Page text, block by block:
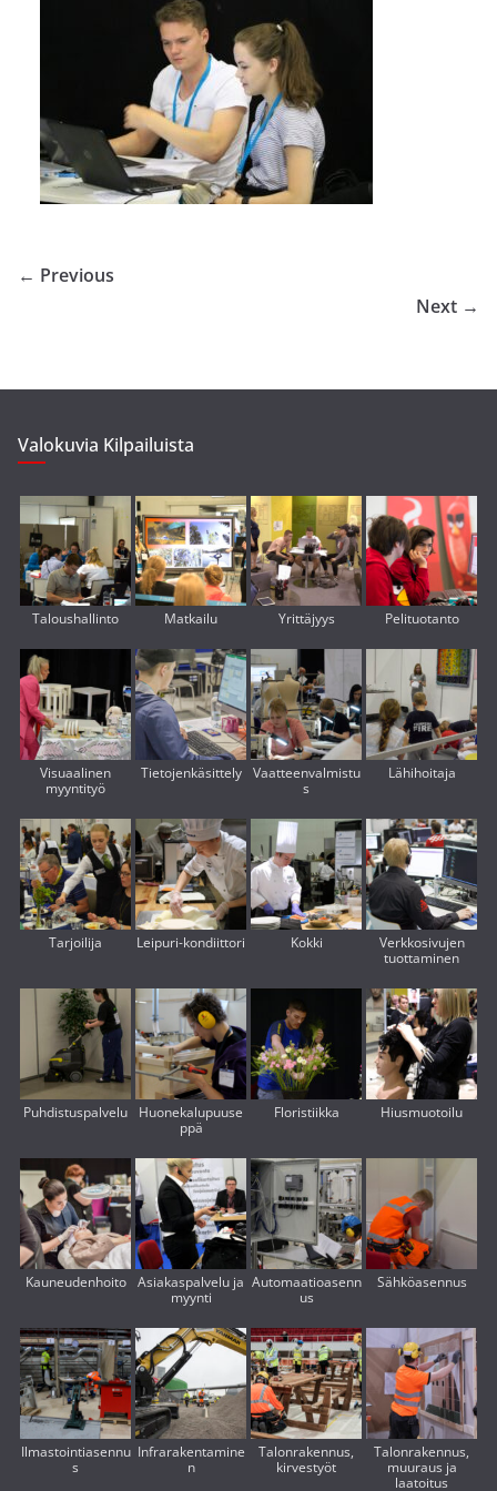
← Previous
Next →
Valokuvia Kilpailuista
Taloushallinto Matkailu Yrittäjyys Pelituotanto
Visuaalinen
myyntityö
Tietojenkäsittely
Vaatteenvalmistu
s
Lähihoitaja
Tarjoilija Leipuri-kondiittori Kokki
Verkkosivujen
tuottaminen
Puhdistuspalvelu
Huonekalupuuse
ppä
Floristiikka Hiusmuotoilu
Kauneudenhoito
Asiakaspalvelu ja
myynti
Automaatioasenn
us
Sähköasennus
Ilmastointiasennu
s
Infrarakentamine
n
Talonrakennus,
kirvestyöt
Talonrakennus,
muuraus ja
laatoitus